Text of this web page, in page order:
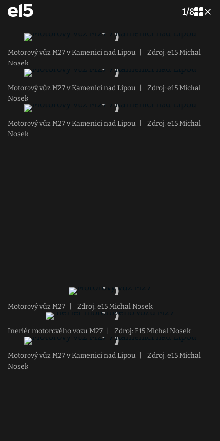
1/8
Motorový vůz M27 v Kamenici nad Lipou
Zdroj: e15 Michal
Nosek
Motorový vůz M27 v Kamenici nad Lipou
Zdroj: e15 Michal
Nosek
Motorový vůz M27 v Kamenici nad Lipou
Zdroj: e15 Michal
Nosek
Motorový vůz M27 Zdroj: e15 Michal Nosek
Ineriér motorového vozu M27 Zdroj: E15 Michal Nosek
Motorový vůz M27 v Kamenici nad Lipou
Zdroj: e15 Michal
Nosek